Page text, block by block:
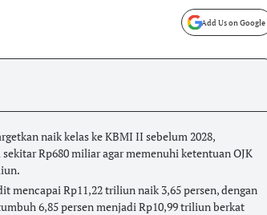
Add Us on Google
naik kelas ke KBMI II sebelum 2028,
Rp680 miliar agar memenuhi ketentuan OJK
mencapai Rp11,22 triliun naik 3,65 persen, dengan
6,85 persen menjadi Rp10,99 triliun berkat